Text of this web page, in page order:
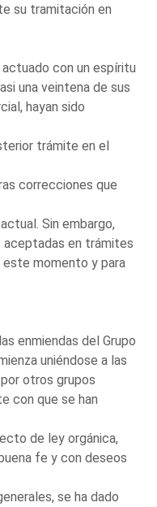
su tramitación en
actuado con un espíritu
una veintena de sus
hayan sido
trámite en el
correcciones que
Sin embargo,
aceptadas en trámites
este momento y para
enmiendas del Grupo
uniéndose a las
otros grupos
con que se han
de ley orgánica,
fe y con deseos
se ha dado